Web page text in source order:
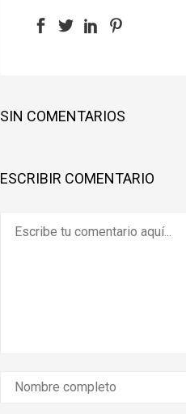
SIN COMENTARIOS
ESCRIBIR COMENTARIO